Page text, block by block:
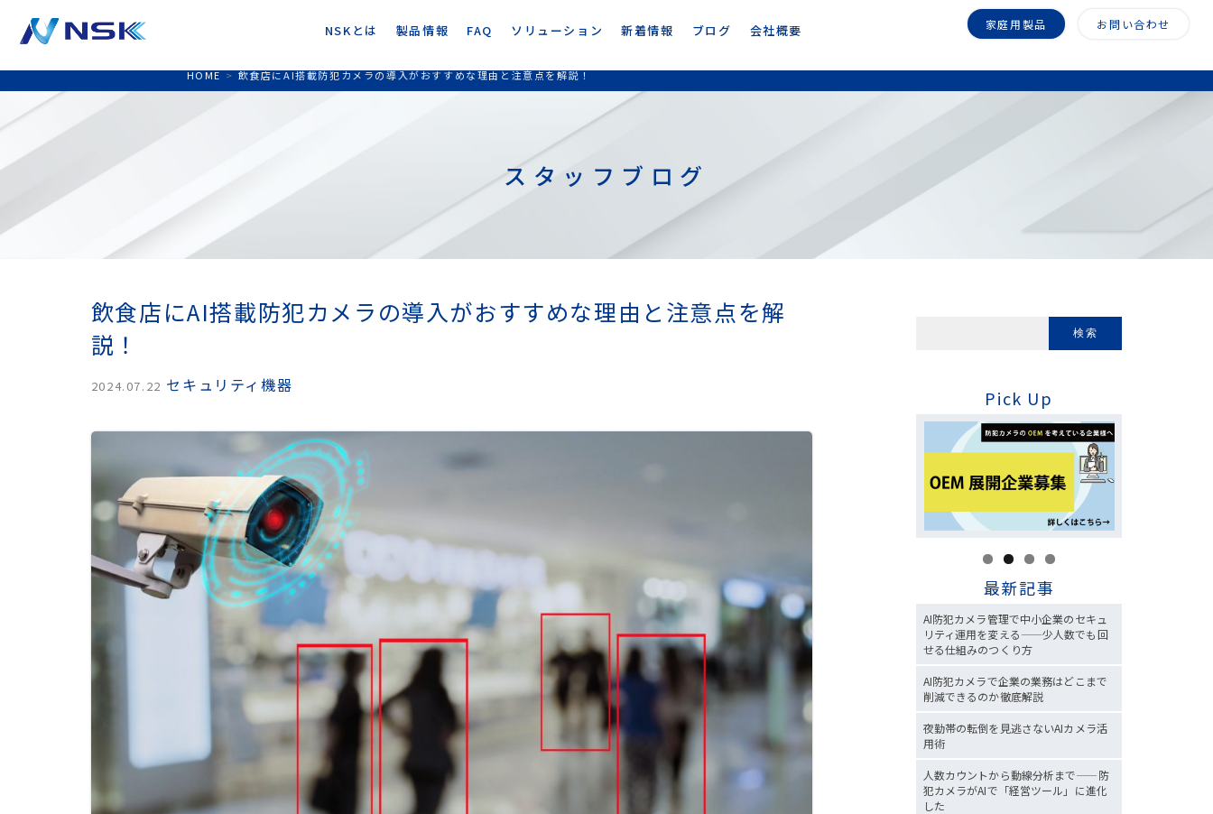
NSKとは 製品情報 FAQ ソリューション 新着情報 ブログ 会社概要 家庭用製品 お問い合わせ
HOME > 飲食店にAI搭載防犯カメラの導入がおすすめな理由と注意点を解説！
スタッフブログ
飲食店にAI搭載防犯カメラの導入がおすすめな理由と注意点を解
説！
2024.07.22 セキュリティ機器
Pick Up
最新記事
AI防犯カメラ管理で中小企業のセキュ
リティ運用を変える——少人数でも回
せる仕組みのつくり方
AI防犯カメラで企業の業務はどこまで
削減できるのか徹底解説
夜勤帯の転倒を見逃さないAIカメラ活
用術
人数カウントから動線分析まで——防
犯カメラがAIで「経営ツール」に進化
した